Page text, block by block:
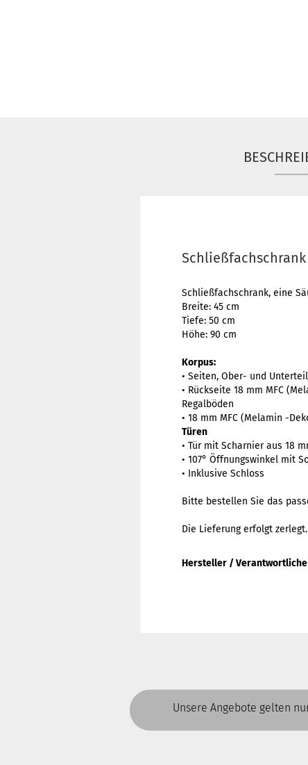
Schließfachschrank, eine
Breite: 45 cm
Tiefe: 50 cm
Höhe: 90 cm
Korpus:
• Seiten, Ober- und
• Rückseite 18 mm MFC
Regalböden
• 18 mm MFC (Melamin -
Türen
• Tür mit Scharnier aus 18
• 107° Öffnungswinkel mit
• Inklusive Schloss
Bitte bestellen Sie das
Die Lieferung erfolgt zerlegt.
Hersteller / Verantwortliche
Unsere Angebote gelten